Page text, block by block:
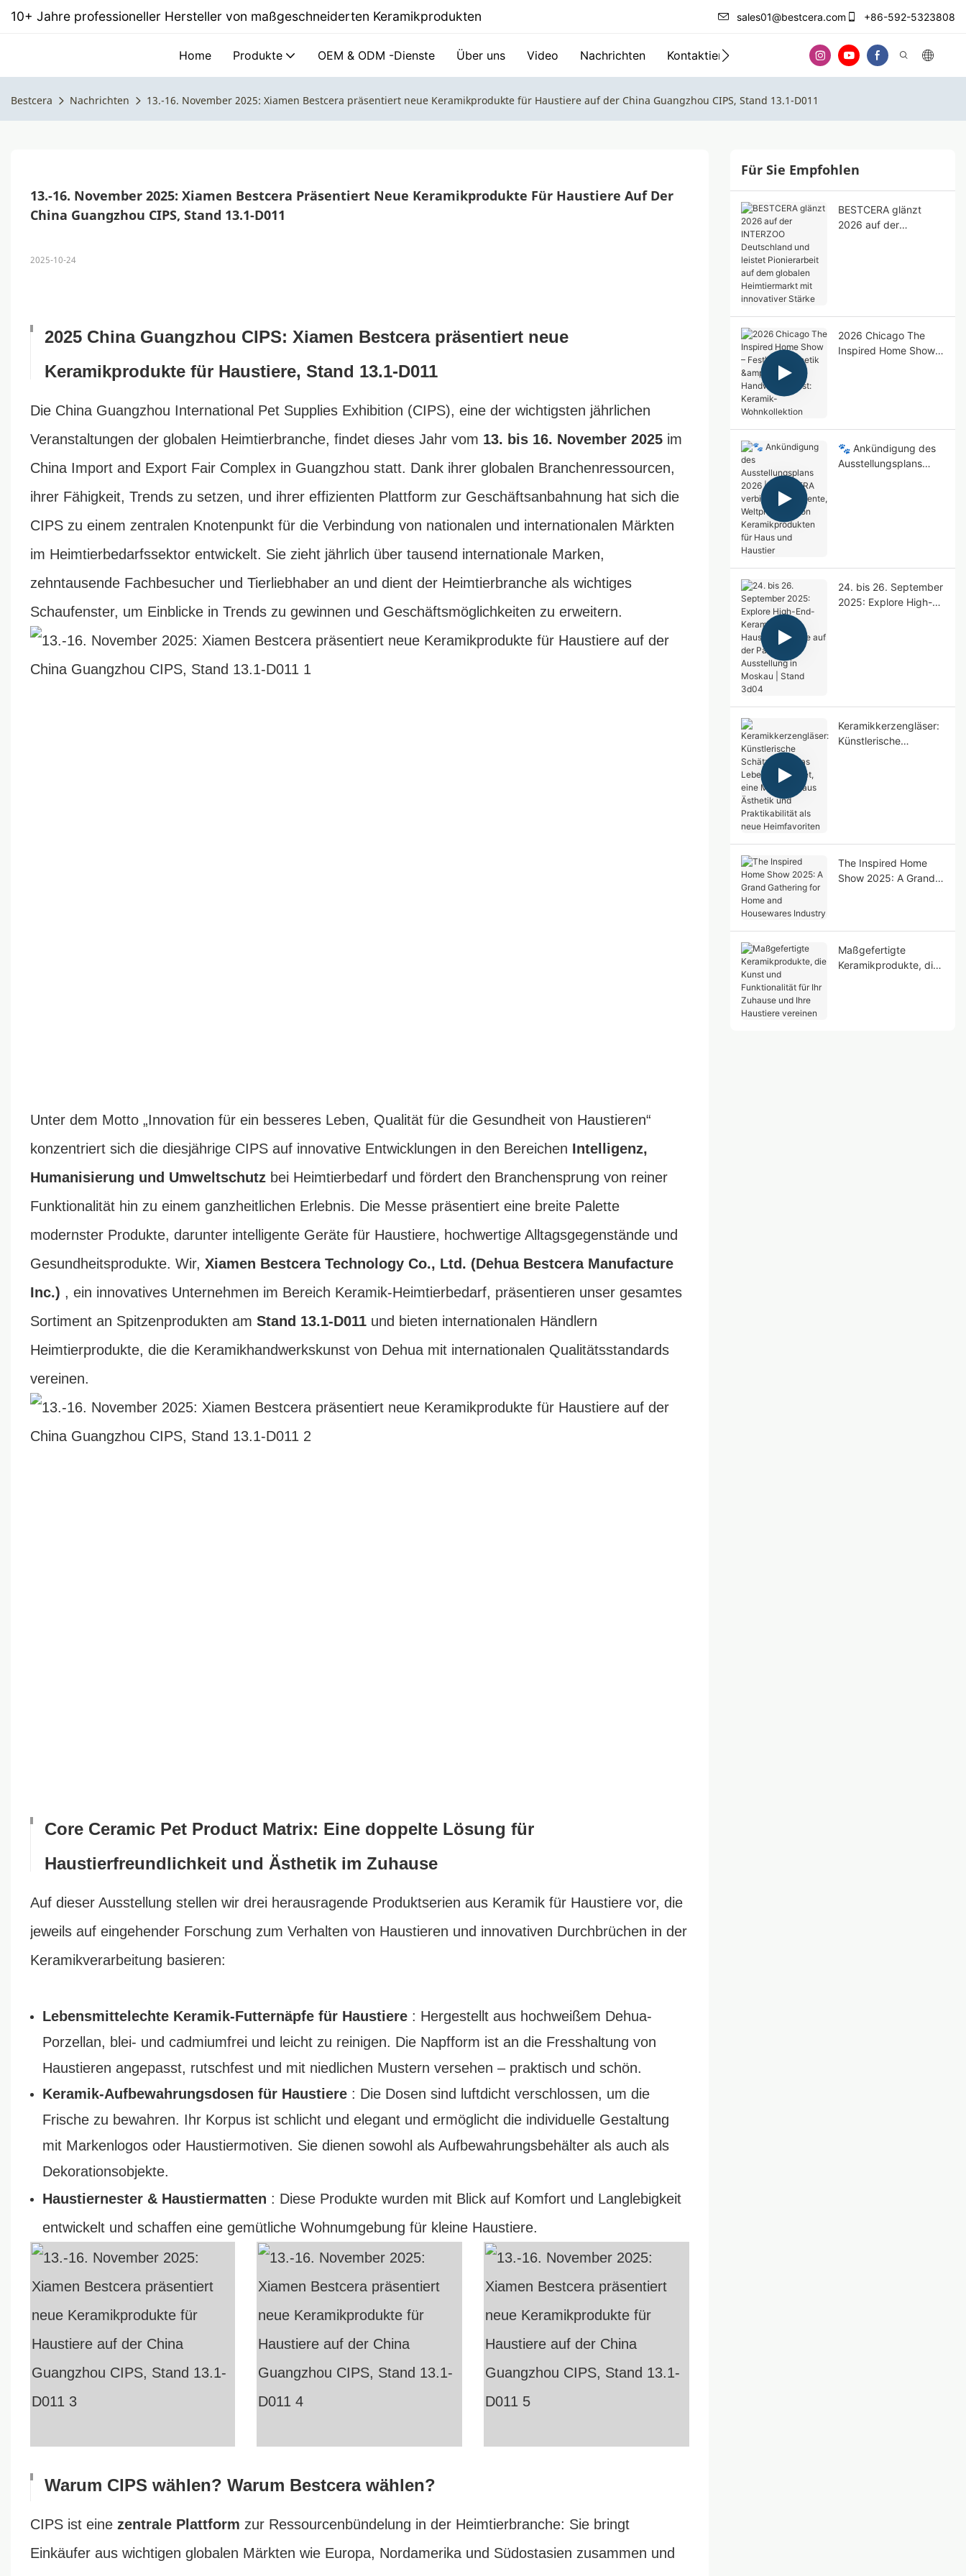
10+ Jahre professioneller Hersteller von maßgeschneiderten Keramikprodukten sales01@bestcera.com +86-592-5323808
Home Produkte OEM & ODM -Dienste Über uns Video Nachrichten Kontaktieren Sie uns
Bestcera Nachrichten 13.-16. November 2025: Xiamen Bestcera präsentiert neue Keramikprodukte für Haustiere auf der China Guangzhou CIPS, Stand 13.1-D011
13.-16. November 2025: Xiamen Bestcera Präsentiert Neue Keramikprodukte Für Haustiere Auf Der
China Guangzhou CIPS, Stand 13.1-D011
2025-10-24
2025 China Guangzhou CIPS: Xiamen Bestcera präsentiert neue
Keramikprodukte für Haustiere, Stand 13.1-D011
Die China Guangzhou International Pet Supplies Exhibition (CIPS), eine der wichtigsten jährlichen
Veranstaltungen der globalen Heimtierbranche, findet dieses Jahr vom 13. bis 16. November 2025im
China Import and Export Fair Complex in Guangzhou statt. Dank ihrer globalen Branchenressourcen,
ihrer Fähigkeit, Trends zu setzen, und ihrer effizienten Plattform zur Geschäftsanbahnung hat sich die
CIPS zu einem zentralen Knotenpunkt für die Verbindung von nationalen und internationalen Märkten
im Heimtierbedarfssektor entwickelt. Sie zieht jährlich über tausend internationale Marken,
zehntausende Fachbesucher und Tierliebhaber an und dient der Heimtierbranche als wichtiges
Schaufenster, um Einblicke in Trends zu gewinnen und Geschäftsmöglichkeiten zu erweitern.
Unter dem Motto „Innovation für ein besseres Leben, Qualität für die Gesundheit von Haustieren“
konzentriert sich die diesjährige CIPS auf innovative Entwicklungen in den Bereichen Intelligenz,
Humanisierung und Umweltschutzbei Heimtierbedarf und fördert den Branchensprung von reiner
Funktionalität hin zu einem ganzheitlichen Erlebnis. Die Messe präsentiert eine breite Palette
modernster Produkte, darunter intelligente Geräte für Haustiere, hochwertige Alltagsgegenstände und
Gesundheitsprodukte. Wir, Xiamen Bestcera Technology Co., Ltd. (Dehua Bestcera Manufacture
Inc.) , ein innovatives Unternehmen im Bereich Keramik-Heimtierbedarf, präsentieren unser gesamtes
Sortiment an Spitzenprodukten am Stand 13.1-D011und bieten internationalen Händlern
Heimtierprodukte, die die Keramikhandwerkskunst von Dehua mit internationalen Qualitätsstandards
vereinen.
Core Ceramic Pet Product Matrix: Eine doppelte Lösung für
Haustierfreundlichkeit und Ästhetik im Zuhause
Auf dieser Ausstellung stellen wir drei herausragende Produktserien aus Keramik für Haustiere vor, die
jeweils auf eingehender Forschung zum Verhalten von Haustieren und innovativen Durchbrüchen in der
Keramikverarbeitung basieren:
Lebensmittelechte Keramik-Futternäpfe für Haustiere: Hergestellt aus hochweißem Dehua-
Porzellan, blei- und cadmiumfrei und leicht zu reinigen. Die Napfform ist an die Fresshaltung von
Haustieren angepasst, rutschfest und mit niedlichen Mustern versehen – praktisch und schön.
Keramik-Aufbewahrungsdosen für Haustiere: Die Dosen sind luftdicht verschlossen, um die
Frische zu bewahren. Ihr Korpus ist schlicht und elegant und ermöglicht die individuelle Gestaltung
mit Markenlogos oder Haustiermotiven. Sie dienen sowohl als Aufbewahrungsbehälter als auch als
Dekorationsobjekte.
Haustiernester & Haustiermatten : Diese Produkte wurden mit Blick auf Komfort und Langlebigkeit
entwickelt und schaffen eine gemütliche Wohnumgebung für kleine Haustiere.
Warum CIPS wählen? Warum Bestcera wählen?
CIPS ist eine zentrale Plattform zur Ressourcenbündelung in der Heimtierbranche: Sie bringt
Einkäufer aus wichtigen globalen Märkten wie Europa, Nordamerika und Südostasien zusammen und
Für Sie Empfohlen
BESTCERA glänzt
2026 auf der
innovativer Stärke
2026 Chicago The
Inspired Home Show –
🐾 Ankündigung des
Ausstellungsplans
24. bis 26. September
2025: Explore High-
Keramikkerzengläser:
Künstlerische
The Inspired Home
Show 2025: A Grand
Maßgefertigte
Keramikprodukte, die